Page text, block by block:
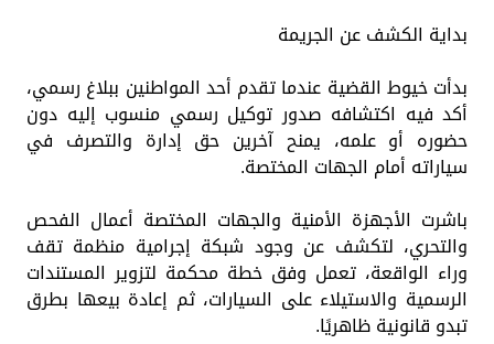
بداية الكشف عن الجريمة
بدأت خيوط القضية عندما تقدم أحد المواطنين ببلاغ رسمي،
أكد فيه اكتشافه صدور توكيل رسمي منسوب إليه دون
حضوره أو علمه، يمنح آخرين حق إدارة والتصرف في
سياراته أمام الجهات المختصة.
باشرت الأجهزة الأمنية والجهات المختصة أعمال الفحص
والتحري، لتكشف عن وجود شبكة إجرامية منظمة تقف
وراء الواقعة، تعمل وفق خطة محكمة لتزوير المستندات
الرسمية والاستيلاء على السيارات، ثم إعادة بيعها بطرق
تبدو قانونية ظاهريًا.